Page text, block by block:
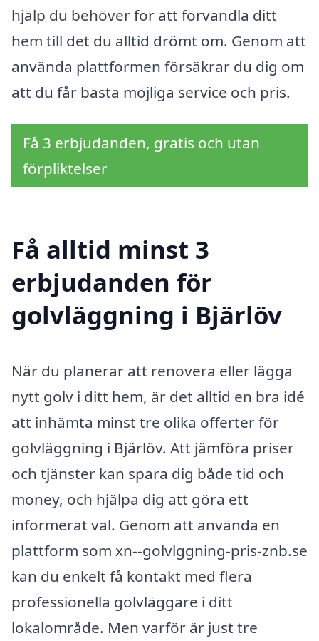
hjälp du behöver för att förvandla ditt
hem till det du alltid drömt om. Genom att
använda plattformen försäkrar du dig om
att du får bästa möjliga service och pris.
Få 3 erbjudanden, gratis och utan
förpliktelser
Få alltid minst 3
erbjudanden för
golvläggning i Bjärlöv
När du planerar att renovera eller lägga
nytt golv i ditt hem, är det alltid en bra idé
att inhämta minst tre olika offerter för
golvläggning i Bjärlöv. Att jämföra priser
och tjänster kan spara dig både tid och
money, och hjälpa dig att göra ett
informerat val. Genom att använda en
plattform som xn--golvlggning-pris-znb.se
kan du enkelt få kontakt med flera
professionella golvläggare i ditt
lokalområde. Men varför är just tre